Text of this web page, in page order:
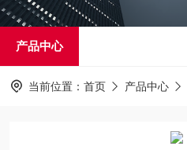
产品中心
当前位置： 首页 产品中心